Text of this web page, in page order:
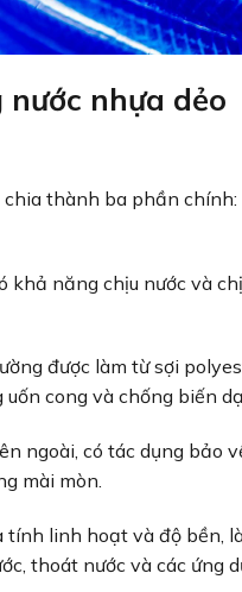
nhựa dẻo
thành ba phần
khả năng chịu nước và
được làm từ sợi
cong và chống biến
ngoài, có tác dụng bảo
mài mòn.
linh hoạt và độ bền,
thoát nước và các ứng